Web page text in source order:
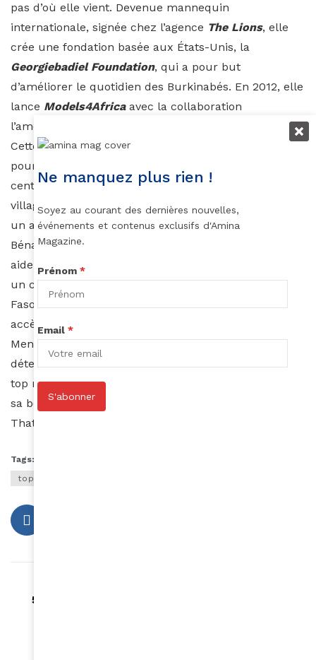
pas d’où elle vient. Devenue mannequin
internationale, signée chez l’agence The Lions, elle
crée une fondation basée aux États-Unis, la
Georgiebadiel Foundation, qui a pour but
d’améliorer le quotidien des Burkinabés. En 2012, elle
lance Models4Africaavec la collaboration
l’américaine Heide Lindgren également mannequin.
Cette organisation à but non lucratif qui se donne
pour objectif l’approvisionnement en eau potable de
centres sociaux, écoles, hôpitaux etc… dans les
villages et régions dans le besoin. Elles réalisent en
un an deux forages dans les villages de Nakar et
Bénaré dans la région de Dano, au Burkina Faso. Elles
aident également à faire réparer deux forages dans
un camp de réfugiés maliens au nord du Burkina
Faso. Via leur action, ce sont 20 000 personnes qui
accèdent à l’eau potable.
Menant son combat humanitaire avec la même
détermination qui lui a permis de s’élever au rang de
top model international, nous ne pouvons douter de
sa bonne volonté et de ses résultats.
Thatoux J Gnaore
Tags:
top model burkinabé
5 résolutions beauté faciles à tenir en 2017
Ne manquez plus rien !
Soyez au courant des dernières nouvelles,
événements et contenus exclusifs d'Amina
Magazine.
Prénom *
Email *
S'abonner